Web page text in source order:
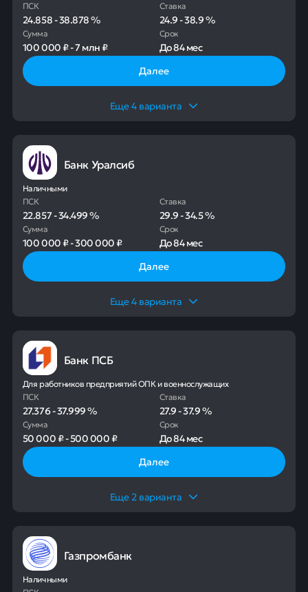
ПСК
24.858-38.878%
Ставка
24.9-38.9%
Сумма
100 000 ₽-7 млн ₽
Срок
До84 мес
Далее
Еще4 варианта
Банк Уралсиб
Наличными
ПСК
22.857-34.499%
Ставка
29.9-34.5%
Сумма
100 000 ₽-300 000 ₽
Срок
До84 мес
Далее
Еще4 варианта
Банк ПСБ
Для работников предприятий ОПК и военнослужащих
ПСК
27.376-37.999%
Ставка
27.9-37.9%
Сумма
50 000 ₽-500 000 ₽
Срок
До84 мес
Далее
Еще2 варианта
Газпромбанк
Наличными